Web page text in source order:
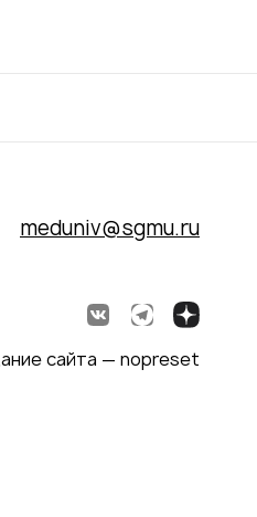
meduniv@sgmu.ru
сайта — nopreset